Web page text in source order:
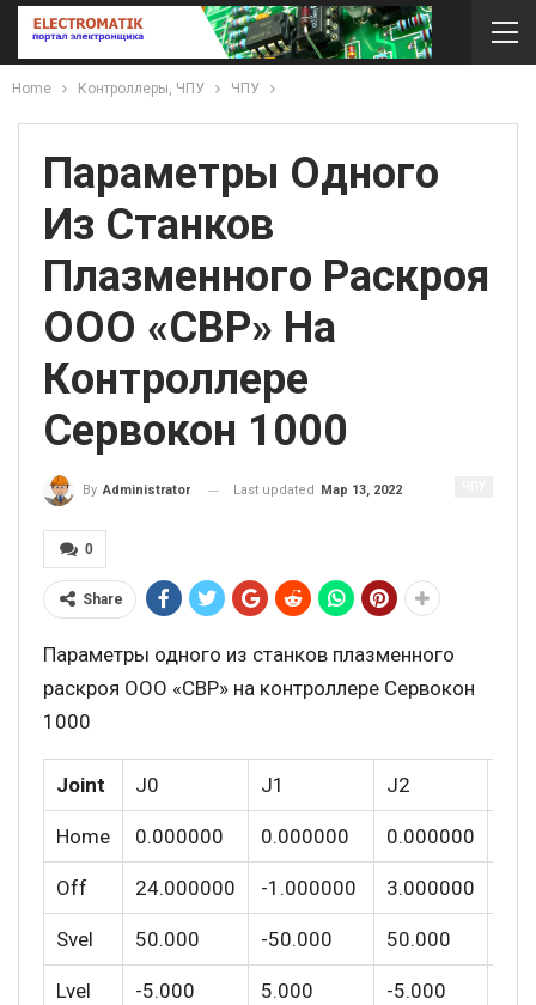
Home Контроллеры, ЧПУ ЧПУ
Параметры Одного
Из Станков
Плазменного Раскроя
ООО «СВР» На
Контроллере
Сервокон 1000
By Administrator Last updated Мар 13, 2022
0
Share
Параметры одного из станков плазменного
раскроя ООО «СВР» на контроллере Сервокон
1000
Joint J0 J1 J2
Home 0.000000 0.000000 0.000000
Off 24.000000 -1.000000 3.000000
Svel 50.000 -50.000 50.000
Lvel -5.000 5.000 -5.000